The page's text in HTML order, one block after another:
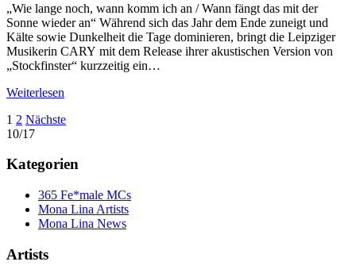
„Wie lange noch, wann komm ich an / Wann fängt das mit der
Sonne wieder an“ Während sich das Jahr dem Ende zuneigt und
Kälte sowie Dunkelheit die Tage dominieren, bringt die Leipziger
Musikerin CARY mit dem Release ihrer akustischen Version von
„Stockfinster“ kurzzeitig ein…
Weiterlesen
Seitennummerierung
der
Beiträge
1 2 Nächste
10/17
Kategorien
365 Fe*male MCs
Mona Lina Artists
Mona Lina News
Artists